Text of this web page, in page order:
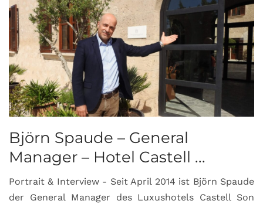
Björn Spaude – General
Manager – Hotel Castell ...
Portrait & Interview - Seit April 2014 ist Björn Spaude
der General Manager des Luxushotels Castell Son